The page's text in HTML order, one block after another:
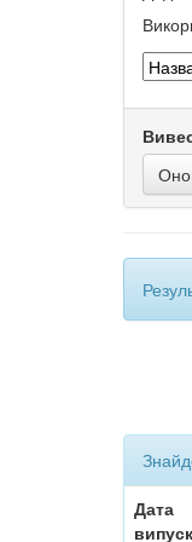
Дата